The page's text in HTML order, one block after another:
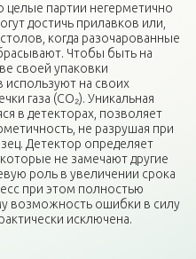
целые партии негерметично
достичь прилавков или,
когда разочарованные
Чтобы быть на
своей упаковки
используют на своих
газа (СО₂). Уникальная
в детекторах, позволяет
не разрушая при
Детектор определяет
не замечают другие
роль в увеличении срока
при этом полностью
возможность ошибки в силу
исключена.